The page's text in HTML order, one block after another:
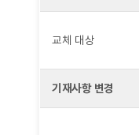
교체 대상
기재사항 변경